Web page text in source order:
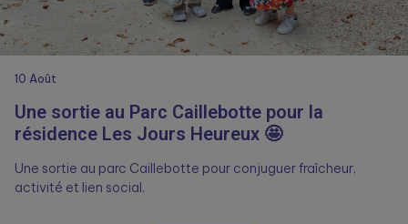
10 Août
Une sortie au Parc Caillebotte pour la
résidence Les Jours Heureux 🤩
Une sortie au parc Caillebotte pour conjuguer fraîcheur,
activité et lien social.